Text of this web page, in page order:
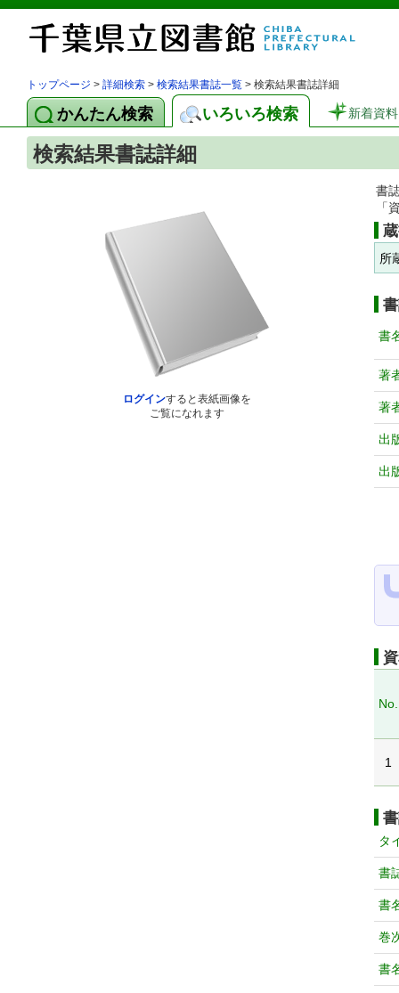
トップページ > 詳細検索 > 検索結果書誌一覧 > 検索結果書誌詳細
かんたん検索 いろいろ検索 新着資料
検索結果書誌詳細
ログインすると表紙画像を
ご覧になれます
書
「
所
書
著
著
出
出
No.
1
タ
書
書
巻
書